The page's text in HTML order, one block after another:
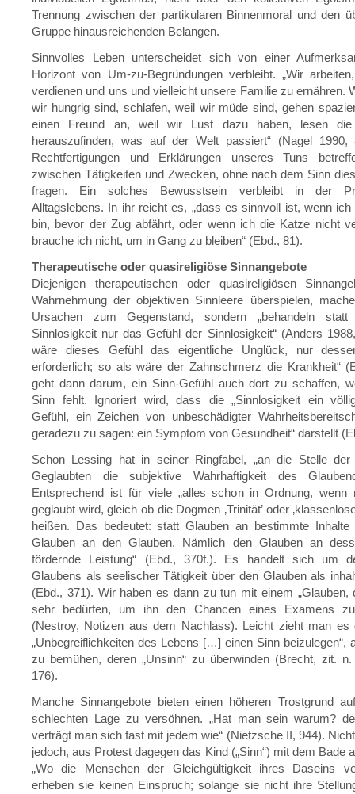
Trennung zwischen der partikularen Binnenmoral und den
Gruppe hinausreichenden Belangen.
Sinnvolles Leben unterscheidet sich von einer
Horizont von Um-zu-Begründungen verbleibt. „Wir
verdienen und uns und vielleicht unsere Familie zu ernähren.
wir hungrig sind, schlafen, weil wir müde sind, gehen
einen Freund an, weil wir Lust dazu haben, lesen
herauszufinden, was auf der Welt passiert“ (Nagel
Rechtfertigungen und Erklärungen unseres Tuns
zwischen Tätigkeiten und Zwecken, ohne nach dem Sinn
fragen. Ein solches Bewusstsein verbleibt in der
Alltagslebens. In ihr reicht es, „dass es sinnvoll ist, wenn
bin, bevor der Zug abfährt, oder wenn ich die Katze nicht
brauche ich nicht, um in Gang zu bleiben“ (Ebd., 81).
Therapeutische oder quasireligiöse Sinnangebote
Diejenigen therapeutischen oder quasireligiösen
Wahrnehmung der objektiven Sinnleere überspielen,
Ursachen zum Gegenstand, sondern „behandeln
Sinnlosigkeit nur das Gefühl der Sinnlosigkeit“ (Anders
wäre dieses Gefühl das eigentliche Unglück, nur
erforderlich; so als wäre der Zahnschmerz die Krankheit“
geht dann darum, ein Sinn-Gefühl auch dort zu schaffen,
Sinn fehlt. Ignoriert wird, dass die „Sinnlosigkeit ein
Gefühl, ein Zeichen von unbeschädigter
geradezu zu sagen: ein Symptom von Gesundheit“ darstellt
Schon Lessing hat in seiner Ringfabel, „an die Stelle der
Geglaubten die subjektive Wahrhaftigkeit des
Entsprechend ist für viele „alles schon in Ordnung, wenn
geglaubt wird, gleich ob die Dogmen ‚Trinität’ oder
heißen. Das bedeutet: statt Glauben an bestimmte
Glauben an den Glauben. Nämlich den Glauben an
fördernde Leistung“ (Ebd., 370f.). Es handelt sich um
Glaubens als seelischer Tätigkeit über den Glauben als
(Ebd., 371). Wir haben es dann zu tun mit einem „Glauben,
sehr bedürfen, um ihn den Chancen eines Examens zu
(Nestroy, Notizen aus dem Nachlass). Leicht zieht man es
„Unbegreiflichkeiten des Lebens […] einen Sinn beizulegen“,
zu bemühen, deren „Unsinn“ zu überwinden (Brecht, zit.
176).
Manche Sinnangebote bieten einen höheren Trostgrund
schlechten Lage zu versöhnen. „Hat man sein warum?
verträgt man sich fast mit jedem wie“ (Nietzsche II, 944).
jedoch, aus Protest dagegen das Kind („Sinn“) mit dem Bade
„Wo die Menschen der Gleichgültigkeit ihres Daseins
erheben sie keinen Einspruch; solange sie nicht ihre